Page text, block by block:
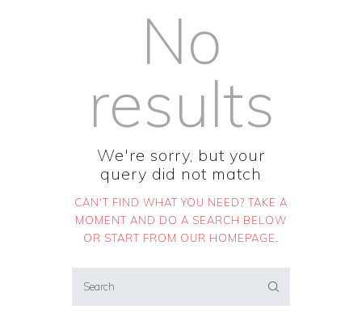
KONTAKT
DEUTSCH
No
results
We're sorry, but your
query did not match
CAN'T FIND WHAT YOU NEED? TAKE A
MOMENT AND DO A SEARCH BELOW
OR START FROM OUR HOMEPAGE